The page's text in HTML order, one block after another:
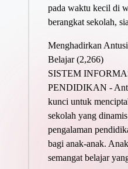
pada waktu kecil di
berangkat sekolah,
Menghadirkan
Belajar (2,266)
SISTEM
PENDIDIKAN -
kunci untuk
sekolah yang
pengalaman
bagi anak-anak.
semangat belajar